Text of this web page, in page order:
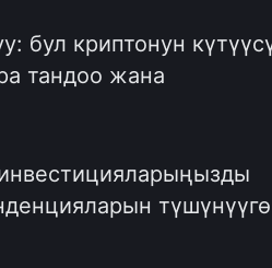
бул криптонун
тандоо жана
түшүнүүгө